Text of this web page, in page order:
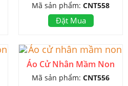
Mã sản phẩm: CNT558
Đặt Mua
Áo Cử Nhân Mầm Non
Mã sản phẩm: CNT556